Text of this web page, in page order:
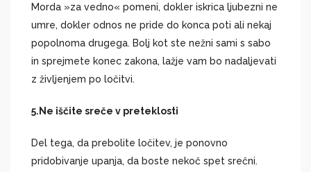
Morda »za vedno« pomeni, dokler iskrica ljubezni ne
umre, dokler odnos ne pride do konca poti ali nekaj
popolnoma drugega. Bolj kot ste nežni sami s sabo
in sprejmete konec zakona, lažje vam bo nadaljevati
z življenjem po ločitvi.
5.Ne iščite sreče v preteklosti
Del tega, da prebolite ločitev, je ponovno
pridobivanje upanja, da boste nekoč spet srečni.